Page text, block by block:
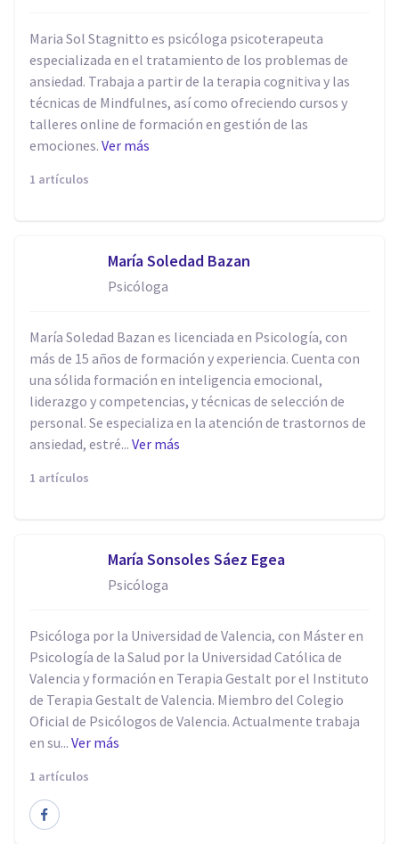
Maria Sol Stagnitto es psicóloga psicoterapeuta
especializada en el tratamiento de los problemas de
ansiedad. Trabaja a partir de la terapia cognitiva y las
técnicas de Mindfulnes, así como ofreciendo cursos y
talleres online de formación en gestión de las
emociones. Ver más
1 artículos
María Soledad Bazan
Psicóloga
María Soledad Bazan es licenciada en Psicología, con
más de 15 años de formación y experiencia. Cuenta con
una sólida formación en inteligencia emocional,
liderazgo y competencias, y técnicas de selección de
personal. Se especializa en la atención de trastornos de
ansiedad, estré... Ver más
1 artículos
María Sonsoles Sáez Egea
Psicóloga
Psicóloga por la Universidad de Valencia, con Máster en
Psicología de la Salud por la Universidad Católica de
Valencia y formación en Terapia Gestalt por el Instituto
de Terapia Gestalt de Valencia. Miembro del Colegio
Oficial de Psicólogos de Valencia. Actualmente trabaja
en su... Ver más
1 artículos